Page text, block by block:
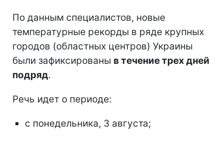
По данным специалистов, новые
температурные рекорды в ряде крупных
городов (областных центров) Украины
были зафиксированы в течение трех дней
подряд.
Речь идет о периоде:
с понедельника, 3 августа;